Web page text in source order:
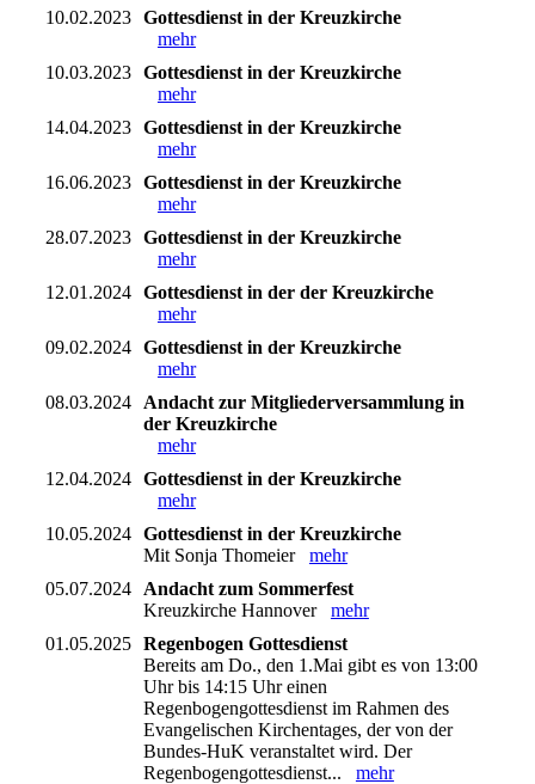
10.02.2023 Gottesdienst in der Kreuzkirche
mehr
10.03.2023 Gottesdienst in der Kreuzkirche
mehr
14.04.2023 Gottesdienst in der Kreuzkirche
mehr
16.06.2023 Gottesdienst in der Kreuzkirche
mehr
28.07.2023 Gottesdienst in der Kreuzkirche
mehr
12.01.2024 Gottesdienst in der der Kreuzkirche
mehr
09.02.2024 Gottesdienst in der Kreuzkirche
mehr
08.03.2024
Andacht zur Mitgliederversammlung in
der Kreuzkirche
mehr
12.04.2024 Gottesdienst in der Kreuzkirche
mehr
10.05.2024 Gottesdienst in der Kreuzkirche
Mit Sonja Thomeier mehr
05.07.2024
Andacht zum Sommerfest
Kreuzkirche Hannover mehr
01.05.2025 Regenbogen Gottesdienst
Bereits am Do., den 1.Mai gibt es von 13:00
Uhr bis 14:15 Uhr einen
Regenbogengottesdienst im Rahmen des
Evangelischen Kirchentages, der von der
Bundes-HuK veranstaltet wird. Der
Regenbogengottesdienst... mehr